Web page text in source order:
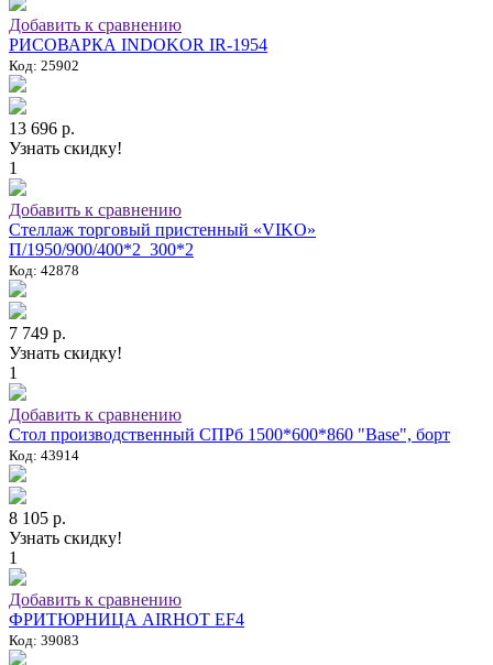
Добавить к сравнению
РИСОВАРКА INDOKOR IR-1954
Код: 25902
13 696 р.
Узнать скидку!
1
Добавить к сравнению
Стеллаж торговый пристенный «VIKO»
П/1950/900/400*2_300*2
Код: 42878
7 749 р.
Узнать скидку!
1
Добавить к сравнению
Стол производственный СПРб 1500*600*860 "Base", борт
Код: 43914
8 105 р.
Узнать скидку!
1
Добавить к сравнению
ФРИТЮРНИЦА AIRHOT EF4
Код: 39083